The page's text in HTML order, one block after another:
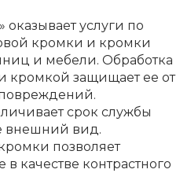
услуги по
кромки и кромки
и мебели. Обработка
кромкой защищает ее от
срок службы
внешний вид.
позволяет
в качестве контрастного